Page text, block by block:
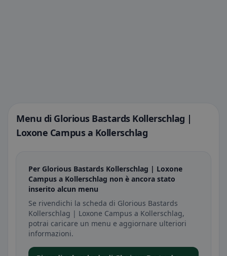
Menu di Glorious Bastards Kollerschlag |
Loxone Campus a Kollerschlag
Per Glorious Bastards Kollerschlag | Loxone
Campus a Kollerschlag non è ancora stato
inserito alcun menu
Se rivendichi la scheda di Glorious Bastards
Kollerschlag | Loxone Campus a Kollerschlag,
potrai caricare un menu e aggiornare ulteriori
informazioni.